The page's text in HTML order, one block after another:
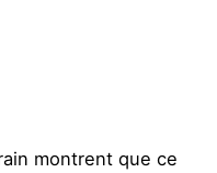
montrent que ce